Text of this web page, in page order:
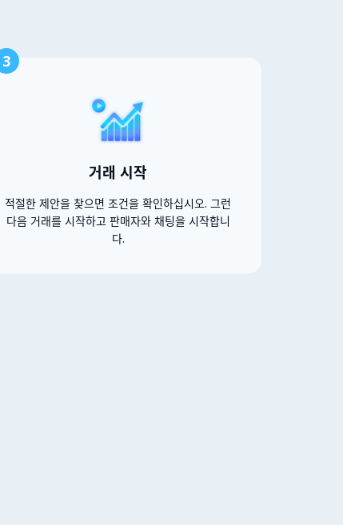
3
거래 시작
적절한 제안을 찾으면 조건을 확인하십시오. 그런
다음 거래를 시작하고 판매자와 채팅을 시작합니
다.